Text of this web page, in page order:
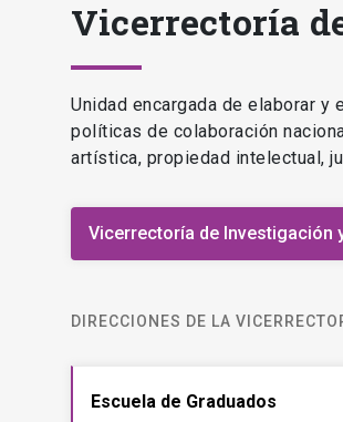
Vicerrectoría
Unidad encargada de elaborar
políticas de colaboración
artística, propiedad intelectual,
Vicerrectoría de Investigación
DIRECCIONES DE LA
Escuela de Graduados